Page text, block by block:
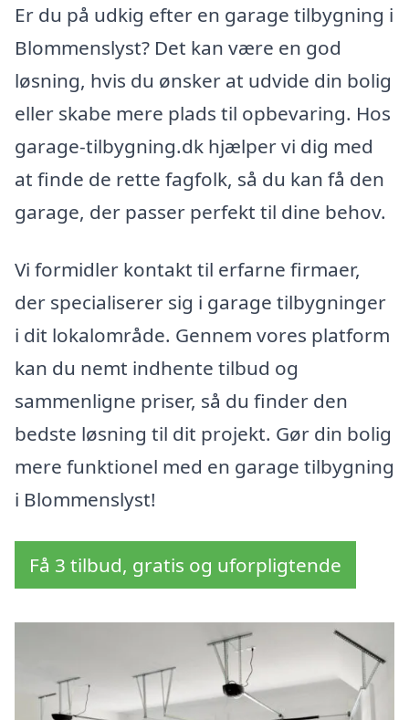
Er du på udkig efter en garage tilbygning i
Blommenslyst? Det kan være en god
løsning, hvis du ønsker at udvide din bolig
eller skabe mere plads til opbevaring. Hos
garage-tilbygning.dk hjælper vi dig med
at finde de rette fagfolk, så du kan få den
garage, der passer perfekt til dine behov.
Vi formidler kontakt til erfarne firmaer,
der specialiserer sig i garage tilbygninger
i dit lokalområde. Gennem vores platform
kan du nemt indhente tilbud og
sammenligne priser, så du finder den
bedste løsning til dit projekt. Gør din bolig
mere funktionel med en garage tilbygning
i Blommenslyst!
Få 3 tilbud, gratis og uforpligtende